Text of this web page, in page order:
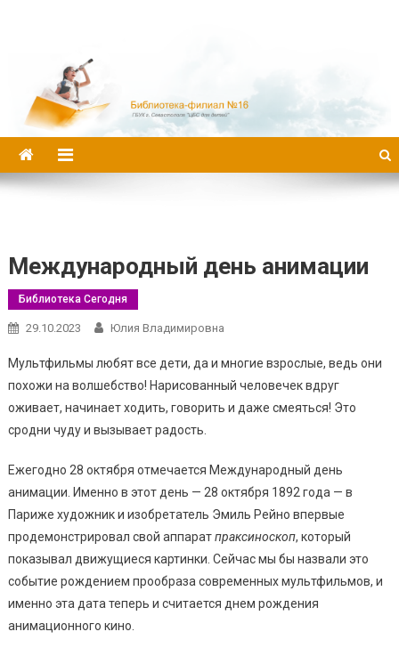
Международный день анимации
Библиотека Сегодня
29.10.2023 Юлия Владимировна
Мультфильмы любят все дети, да и многие взрослые, ведь они
похожи на волшебство! Нарисованный человечек вдруг
оживает, начинает ходить, говорить и даже смеяться! Это
сродни чуду и вызывает радость.
Ежегодно 28 октября отмечается Международный день
анимации. Именно в этот день — 28 октября 1892 года — в
Париже художник и изобретатель Эмиль Рейно впервые
продемонстрировал свой аппаратпраксиноскоп, который
показывал движущиеся картинки. Сейчас мы бы назвали это
событие рождением прообраза современных мультфильмов, и
именно эта дата теперь и считается днем рождения
анимационного кино.